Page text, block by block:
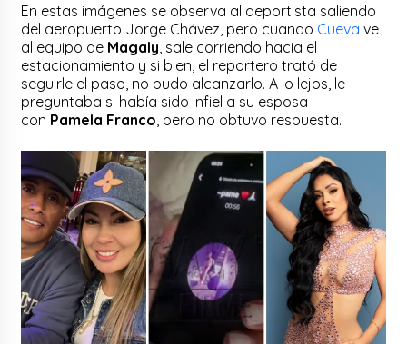
En estas imágenes se observa al deportista saliendo
del aeropuerto Jorge Chávez, pero cuando Cueva ve
al equipo de Magaly , sale corriendo hacia el
estacionamiento y si bien, el reportero trató de
seguirle el paso, no pudo alcanzarlo. A lo lejos, le
preguntaba si había sido infiel a su esposa
con Pamela Franco , pero no obtuvo respuesta.